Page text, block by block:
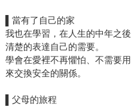
▌當有了自己的家
我也在學習，在人生的中年之後
清楚的表達自己的需要。
學會在愛裡不再懼怕、不需要
來交換安全的關係。
▌父母的旅程